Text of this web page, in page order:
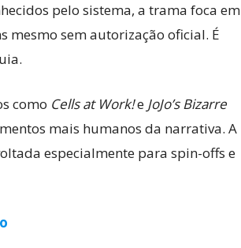
pelo sistema, a trama foca em
mesmo sem autorização oficial. É
como Cells at Work!e JoJo’s Bizarre
mais humanos da narrativa. A
especialmente para spin-offs e